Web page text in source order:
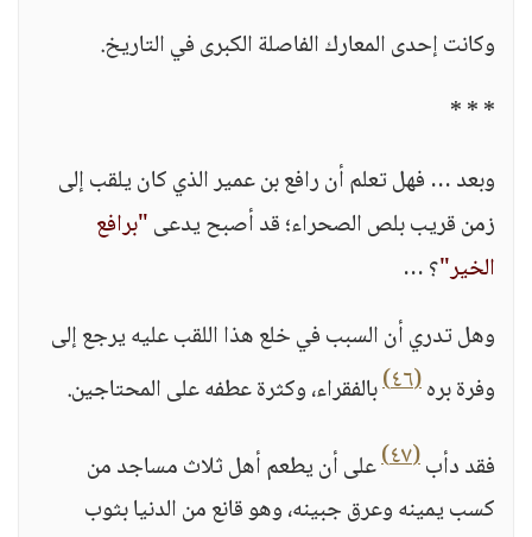
وكانت إحدى المعارك الفاصلة الكبرى في التاريخ.
* * *
وبعد … فهل تعلم أن رافع بن عمير الذي كان يلقب إلى
زمن قريب بلص الصحراء؛ قد أصبح يدعى"برافع
الخير"؟ …
وهل تدري أن السبب في خلع هذا اللقب عليه يرجع إلى
وفرة بره(٤٦)
بالفقراء، وكثرة عطفه على المحتاجين.
فقد دأب(٤٧)
على أن يطعم أهل ثلاث مساجد من
كسب يمينه وعرق جبينه، وهو قانع من الدنيا بثوب